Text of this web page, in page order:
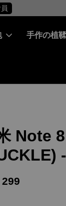
手作の植
Note